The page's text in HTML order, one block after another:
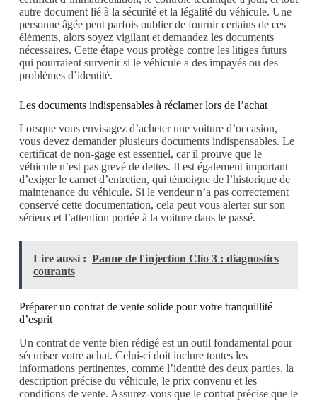
autre document lié à la sécurité et la légalité du véhicule. Une
personne âgée peut parfois oublier de fournir certains de ces
éléments, alors soyez vigilant et demandez les documents
nécessaires. Cette étape vous protège contre les litiges futurs
qui pourraient survenir si le véhicule a des impayés ou des
problèmes d’identité.
Les documents indispensables à réclamer lors de l’achat
Lorsque vous envisagez d’acheter une voiture d’occasion,
vous devez demander plusieurs documents indispensables. Le
certificat de non-gage est essentiel, car il prouve que le
véhicule n’est pas grevé de dettes. Il est également important
d’exiger le carnet d’entretien, qui témoigne de l’historique de
maintenance du véhicule. Si le vendeur n’a pas correctement
conservé cette documentation, cela peut vous alerter sur son
sérieux et l’attention portée à la voiture dans le passé.
Lire aussi : Panne de l'injection Clio 3 : diagnostics
courants
Préparer un contrat de vente solide pour votre tranquillité
d’esprit
Un contrat de vente bien rédigé est un outil fondamental pour
sécuriser votre achat. Celui-ci doit inclure toutes les
informations pertinentes, comme l’identité des deux parties, la
description précise du véhicule, le prix convenu et les
conditions de vente. Assurez-vous que le contrat précise que le